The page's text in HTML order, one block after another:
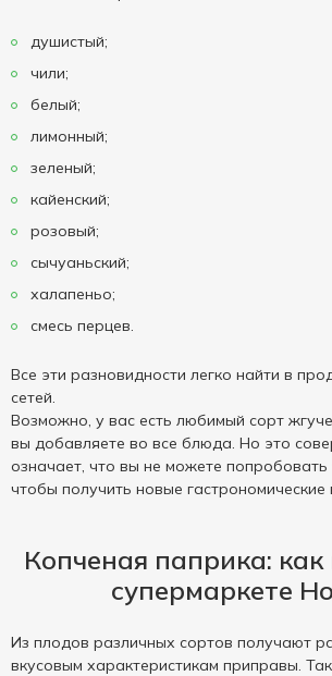
душистый;
чили;
белый;
лимонный;
зеленый;
кайенский;
розовый;
сычуаньский;
халапеньо;
смесь перцев.
Все эти разновидности легко найти в
сетей.
Возможно, у вас есть любимый сорт
вы добавляете во все блюда. Но это
означает, что вы не можете попробовать
чтобы получить новые гастрономические
Копченая паприка:
супермаркете
Из плодов различных сортов получают
вкусовым характеристикам приправы.